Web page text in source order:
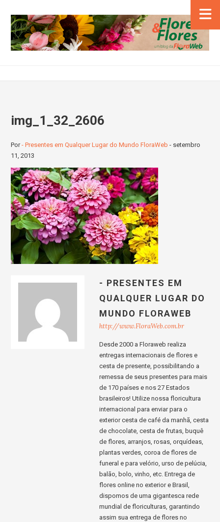
img_1_32_2606
Por- Presentes em Qualquer Lugar do Mundo FloraWeb - setembro
11, 2013
- PRESENTES EM
QUALQUER LUGAR DO
MUNDO FLORAWEB
http://www.FloraWeb.com.br
Desde 2000 a Floraweb realiza
entregas internacionais de flores e
cesta de presente, possibilitando a
remessa de seus presentes para mais
de 170 países e nos 27 Estados
brasileiros! Utilize nossa floricultura
internacional para enviar para o
exterior cesta de café da manhã, cesta
de chocolate, cesta de frutas, buquê
de flores, arranjos, rosas, orquídeas,
plantas verdes, coroa de flores de
funeral e para velório, urso de pelúcia,
balão, bolo, vinho, etc. Entrega de
flores online no exterior e Brasil,
dispomos de uma gigantesca rede
mundial de floriculturas, garantindo
assim sua entrega de flores no